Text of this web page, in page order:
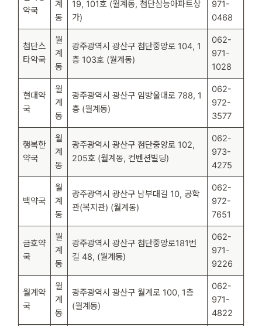
약국
계
동
19, 101호 (월계동, 첨단삼능아파트상
가)
971-
0468
첨단스
타약국
월
계
동
광주광역시 광산구 첨단중앙로 104, 1
층 103호 (월계동)
062-
971-
1028
현대약
국
월
계
동
광주광역시 광산구 임방울대로 788, 1
층 (월계동)
062-
972-
3577
행복한
약국
월
계
동
광주광역시 광산구 첨단중앙로 102,
205호 (월계동, 컨벤션빌딩)
062-
973-
4275
백약국
월
계
동
광주광역시 광산구 남부대길 10, 공학
관(복지관) (월계동)
062-
972-
7651
금호약
국
월
계
동
광주광역시 광산구 첨단중앙로181번
길 48, (월계동)
062-
971-
9226
월계약
국
월
계
동
광주광역시 광산구 월계로 100, 1층
(월계동)
062-
971-
4822